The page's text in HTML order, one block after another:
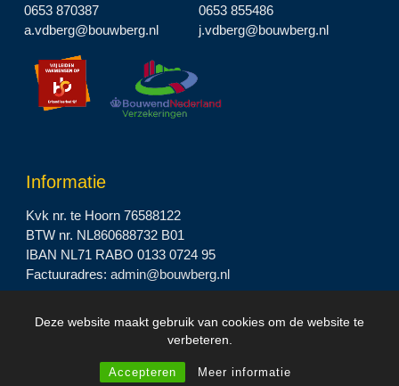
Deze website maakt gebruik van cookies om de website te
verbeteren.
Accepteren Meer informatie
0653 870387
a.vdberg@bouwberg.nl
0653 855486
j.vdberg@bouwberg.nl
Informatie
Kvk nr. te Hoorn 76588122
BTW nr. NL860688732 B01
IBAN NL71 RABO 0133 0724 95
Factuuradres: admin@bouwberg.nl
2023 © Bouwbedrijf BOUWBERG B.V. |Privacyverklaring
Design by I-match Webconcepts